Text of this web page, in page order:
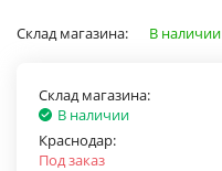
Склад магазина: В наличии
Склад магазина:
В наличии
Краснодар:
Под заказ